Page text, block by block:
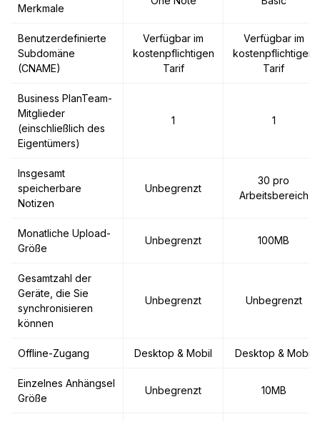
Merkmale
Benutzerdefinierte
Subdomäne
(CNAME)
Verfügbar im
kostenpflichtigen
Tarif
Verfügbar im
kostenpflichtigen
Tarif
Business PlanTeam-
Mitglieder
(einschließlich des
Eigentümers)
1 1
Insgesamt
speicherbare
Notizen
Unbegrenzt
30 pro
Arbeitsbereich
Monatliche Upload-
Größe
Unbegrenzt 100MB
Gesamtzahl der
Geräte, die Sie
synchronisieren
können
Unbegrenzt Unbegrenzt
Offline-Zugang Desktop & Mobil Desktop & Mobil
Einzelnes Anhängsel
Größe
Unbegrenzt 10MB